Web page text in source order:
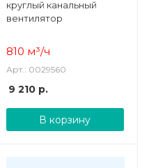
круглый канальный
вентилятор
810 м³/ч
Арт.: 0029560
9 210р.
В корзину